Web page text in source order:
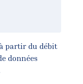
partir du débit
données